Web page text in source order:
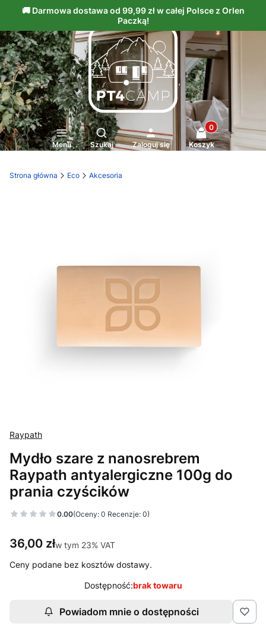
Menu
Otwórz wyszukiwarkę
Szukaj Zaloguj się
Produkty w
Koszyk
Strona główna Eco Akcesoria
Raypath
Mydło szare z nanosrebrem
Raypath antyalergiczne 100g do
prania czyścików
0.00(Oceny: 0 Recenzje: 0)
Cena
36,00 złw tym 23% VAT
w tym 23% VAT
Ceny podane bez kosztów dostawy.
Dostępność:brak towaru
Powiadom mnie o dostępności